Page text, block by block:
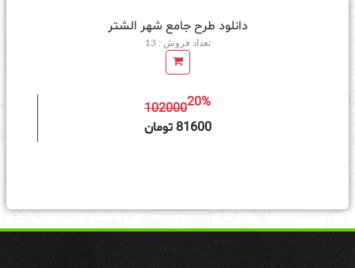
دانلود طرح جامع شهر الشتر
تعداد فروش : 13
10200020%
81600 تومان